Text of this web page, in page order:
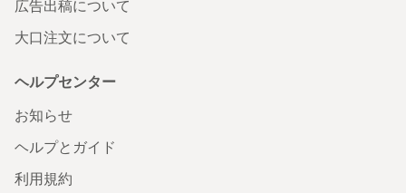
広告出稿について
大口注文について
ヘルプセンター
お知らせ
ヘルプとガイド
利用規約